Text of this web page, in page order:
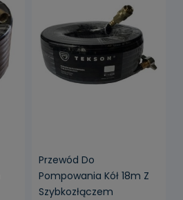
Przewód Do
Pompowania Kół 18m Z
Szybkozłączem